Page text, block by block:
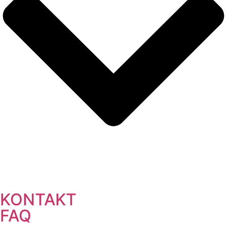
KONTAKT
FAQ